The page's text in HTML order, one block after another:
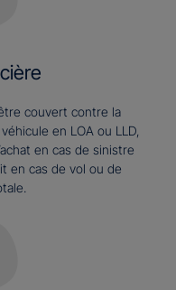
couvert contre la
en LOA ou LLD,
en cas de sinistre
en cas de vol ou de